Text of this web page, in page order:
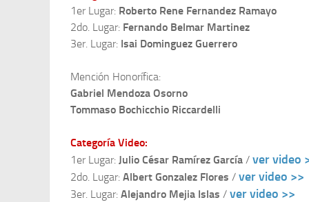
1er Lugar: Roberto Rene Fernandez Ramayo
2do. Lugar: Fernando Belmar Martinez
3er. Lugar: Isai Dominguez Guerrero
Mención Honorífica:
Gabriel Mendoza Osorno
Tommaso Bochicchio Riccardelli
Categoría Video:
1er Lugar: Julio César Ramírez García / ver video
2do. Lugar: Albert Gonzalez Flores / ver video >>
3er. Lugar: Alejandro Mejia Islas / ver video >>